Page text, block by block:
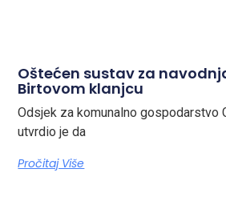
Oštećen sustav za
Birtovom klanjcu
Odsjek za komunalno gospodarstvo
utvrdio je da
Pročitaj Više